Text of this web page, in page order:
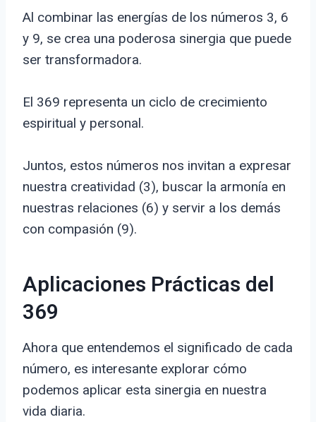
Al combinar las energías de los números 3, 6
y 9, se crea una poderosa sinergia que puede
ser transformadora.
El 369 representa un ciclo de crecimiento
espiritual y personal.
Juntos, estos números nos invitan a expresar
nuestra creatividad (3), buscar la armonía en
nuestras relaciones (6) y servir a los demás
con compasión (9).
Aplicaciones Prácticas del
369
Ahora que entendemos el significado de cada
número, es interesante explorar cómo
podemos aplicar esta sinergia en nuestra
vida diaria.